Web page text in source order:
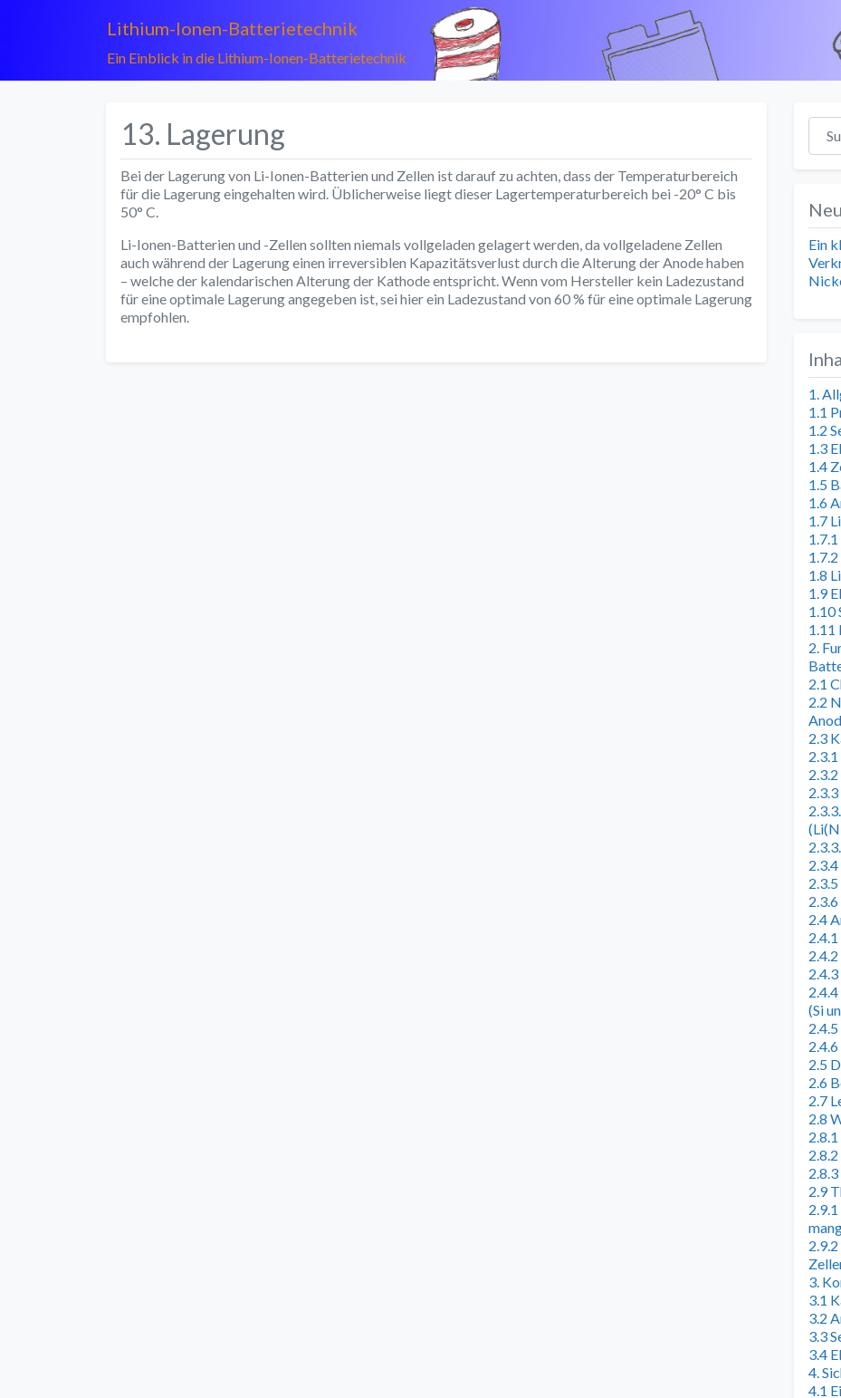
Lithium-Ionen-Batterietechnik
Ein Einblick in die Lithium-Ionen-Batterietechnik
13. Lagerung
Bei der Lagerung von Li-Ionen-Batterien und Zellen ist darauf zu achten, dass der Temperaturbereich
für die Lagerung eingehalten wird. Üblicherweise liegt dieser Lagertemperaturbereich bei -20° C bis
50° C.
Li-Ionen-Batterien und -Zellen sollten niemals vollgeladen gelagert werden, da vollgeladene Zellen
auch während der Lagerung einen irreversiblen Kapazitätsverlust durch die Alterung der Anode haben
– welche der kalendarischen Alterung der Kathode entspricht. Wenn vom Hersteller kein Ladezustand
für eine optimale Lagerung angegeben ist, sei hier ein Ladezustand von 60 % für eine optimale Lagerung
empfohlen.
Ein
1.
1.1
1.2
1.3
1.4
1.5
1.6
1.7
1.8
1.9
1.10
1.11
2.
2.1
2.2
2.3
2.4
(Si
2.5
2.6
2.7
2.8
2.9
3.
3.1
3.2
3.3
3.4
4.
4.1